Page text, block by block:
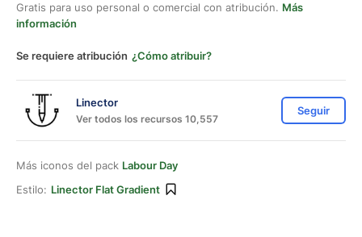
Gratis para uso personal o comercial con atribución. Más
información
Se requiere atribución ¿Cómo atribuir?
Linector
Ver todos los recursos 10,557
Seguir
Más iconos del pack Labour Day
Estilo: Linector Flat Gradient